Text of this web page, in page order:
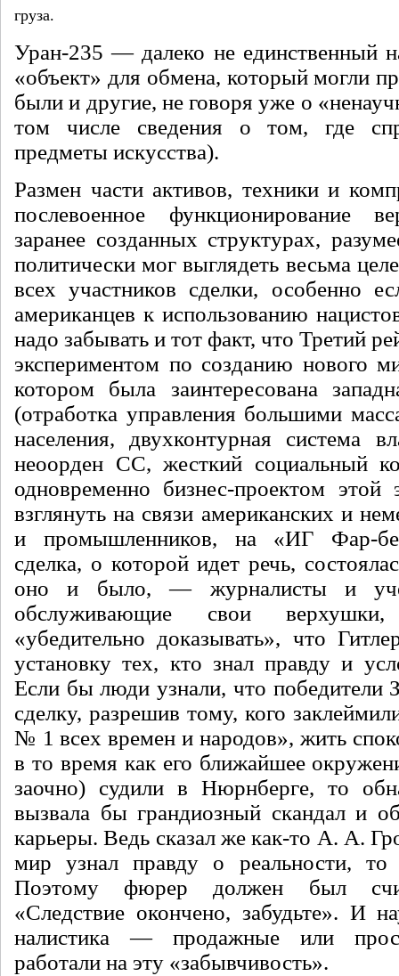
груза.
Уран-235 — далеко не единствен­ный
«объект» для обмена, который могли
были и другие, не го­воря уже о
том числе сведения о том, где
предметы ис­кусства).
Размен части активов, техники и
послевоенное функционирование
заранее созданных структурах,
политически мог выглядеть весьма
всех участников сделки, особенно
аме­риканцев к использованию
надо забывать и тот факт, что Третий
экспериментом по созданию нового
котором была заинтересована
(отработка управления большими
населения, двухконтурная система
неоорден СС, жест­кий социальный
одновременно бизнес-проектом этой
взглянуть на связи американских и
и промышленников, на «ИГ Фар-
сделка, о которой идет речь,
оно и было, — журналисты и
обслуживающие свои
«убедительно доказывать», что
установку тех, кто знал правду и
Если бы люди узнали, что победители
сделку, разрешив тому, кого
№ 1 всех времен и народов», жить
в то время как его бли­жайшее
заочно) судили в Нюрнберге, то
вызвала бы гран­диозный скандал и
карьеры. Ведь сказал же как-то А. А.
мир узнал правду о реальности,
Поэтому фюрер должен был
«Следствие окон­чено, забудьте». И
налистика — продажные или
работали на эту «забыв­чивость».